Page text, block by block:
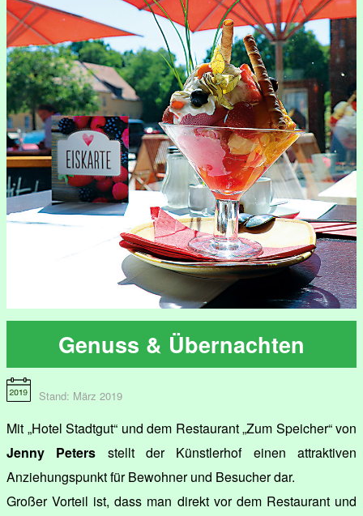
Genuss & Übernachten
Stand: März 2019
Mit „Hotel Stadtgut“ und dem Restaurant „Zum Speicher“ von
Jenny Peters stellt der Künstlerhof einen attraktiven
Anziehungspunkt für Bewohner und Besucher dar.
Großer Vorteil ist, dass man direkt vor dem Restaurant und